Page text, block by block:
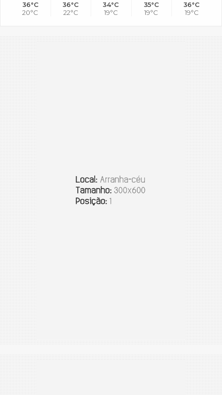
36°C
20°C
36°C
22°C
34°C
19°C
35°C
19°C
36°C
19°C